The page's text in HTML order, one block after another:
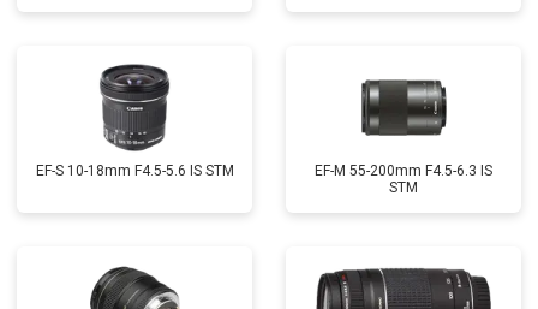
EF-S 10-18mm F4.5-5.6 IS STM
EF-M 55-200mm F4.5-6.3 IS
STM